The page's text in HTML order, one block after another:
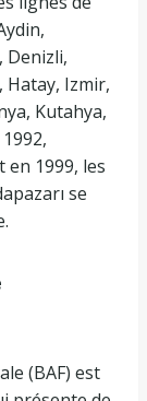
Denizli,
Hatay, Izmir,
Kutahya,
en 1999, les
se
(BAF) est